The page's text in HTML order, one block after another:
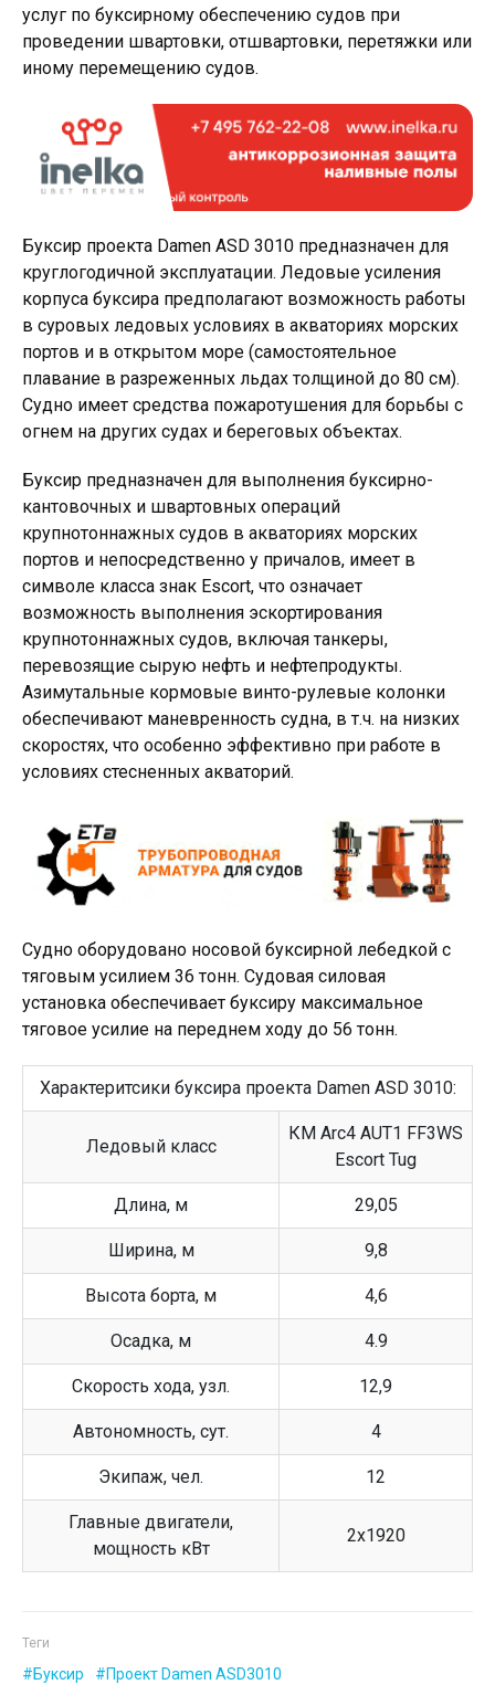
услуг по буксирному обеспечению судов при
проведении швартовки, отшвартовки, перетяжки или
иному перемещению судов.
Буксир проекта Damen ASD 3010 предназначен для
круглогодичной эксплуатации. Ледовые усиления
корпуса буксира предполагают возможность работы
в суровых ледовых условиях в акваториях морских
портов и в открытом море (самостоятельное
плавание в разреженных льдах толщиной до 80 см).
Судно имеет средства пожаротушения для борьбы с
огнем на других судах и береговых объектах.
Буксир предназначен для выполнения буксирно-
кантовочных и швартовных операций
крупнотоннажных судов в акваториях морских
портов и непосредственно у причалов, имеет в
символе класса знак Escort, что означает
возможность выполнения эскортирования
крупнотоннажных судов, включая танкеры,
перевозящие сырую нефть и нефтепродукты.
Азимутальные кормовые винто-рулевые колонки
обеспечивают маневренность судна, в т.ч. на низких
скоростях, что особенно эффективно при работе в
условиях стесненных акваторий.
Судно оборудовано носовой буксирной лебедкой с
тяговым усилием 36 тонн. Судовая силовая
установка обеспечивает буксиру максимальное
тяговое усилие на переднем ходу до 56 тонн.
Характеритсики буксира проекта Damen ASD 3010:
Ледовый класс
КМ Arc4 AUT1 FF3WS
Escort Tug
Длина, м 29,05
Ширина, м 9,8
Высота борта, м 4,6
Осадка, м 4.9
Скорость хода, узл. 12,9
Автономность, сут. 4
Экипаж, чел. 12
Главные двигатели,
мощность кВт
2х1920
Теги
Буксир Проект Damen ASD3010